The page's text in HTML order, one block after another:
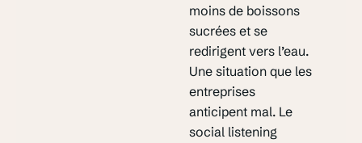
moins de boissons
sucrées et se
redirigent vers l’eau.
Une situation que les
entreprises
anticipent mal. Le
social listening